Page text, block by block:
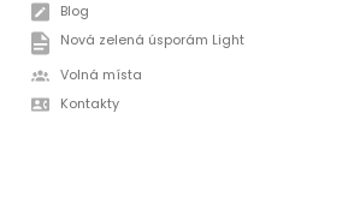
Blog
Nová zelená úsporám Light
Volná místa
Kontakty